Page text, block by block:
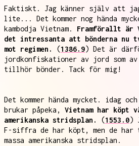
Faktiskt. Jag känner själv att
lite... Det kommer nog hända
kambodja Vietnam. Framförallt är
det intressanta att bönderna nu
mot regimen.
(1386.9) Det är
jordkonfiskationer av jord som av
tillhör bönder. Tack för mig!
Det kommer hända mycket. idag och
brukar påpeka, Vietnam har köpt
amerikanska stridsplan.
(1553.0)
F-siffra de har köpt, men de har
massa amerikanska stridsplan.